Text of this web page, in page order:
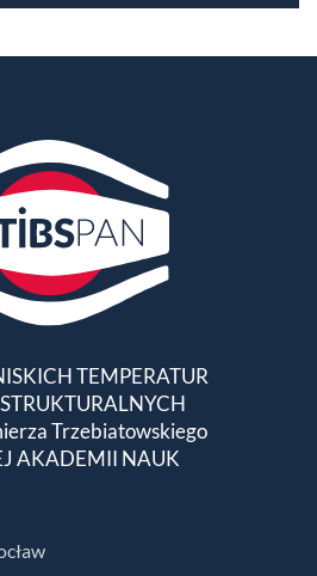
TEMPERATUR
Trzebiatowskiego
AKADEMII NAUK